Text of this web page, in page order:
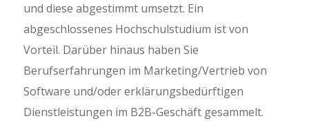
und diese abgestimmt umsetzt. Ein
abgeschlossenes Hochschulstudium ist von
Vorteil. Darüber hinaus haben Sie
Berufserfahrungen im Marketing/Vertrieb von
Software und/oder erklärungsbedürftigen
Dienstleistungen im B2B-Geschäft gesammelt.